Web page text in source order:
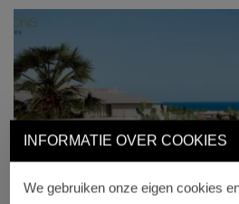
INFORMATIE OVER COOKIES
We gebruiken onze eigen cookies
Previous